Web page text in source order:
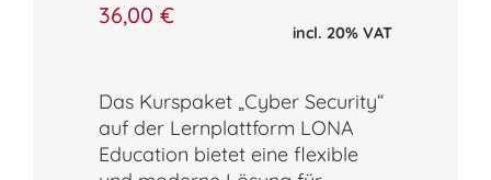
36,00 €
incl. 20% VAT
Das Kurspaket „Cyber Security“
auf der Lernplattform LONA
Education bietet eine flexible